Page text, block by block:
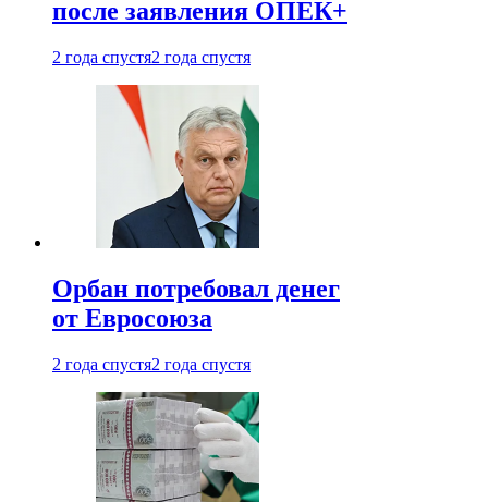
после заявления ОПЕК+
2 года спустя2 года спустя
Орбан потребовал денег
от Евросоюза
2 года спустя2 года спустя